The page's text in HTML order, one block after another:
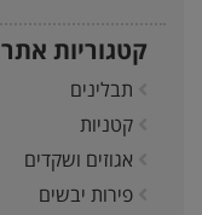
קטגוריות אתר
תבלינים
קטניות
אגוזים ושקדים
פירות יבשים